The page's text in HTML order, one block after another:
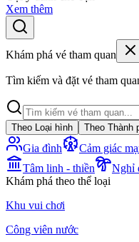
Xem thêm
Khám phá vé tham quan
Tìm kiếm và đặt vé tham
Theo Loại hình Theo Thành
Gia đình Cảm giác
Tâm linh - thiền
Nghỉ
Khám phá theo thể loại
Khu vui chơi
Công viên nước